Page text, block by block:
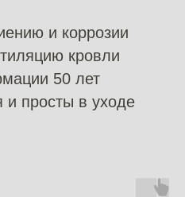
и коррозии
кровли
50 лет
и просты в уходе